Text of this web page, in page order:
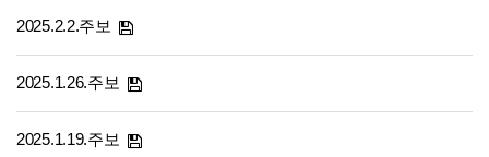
2025.2.2.주보
2025.1.26.주보
2025.1.19.주보